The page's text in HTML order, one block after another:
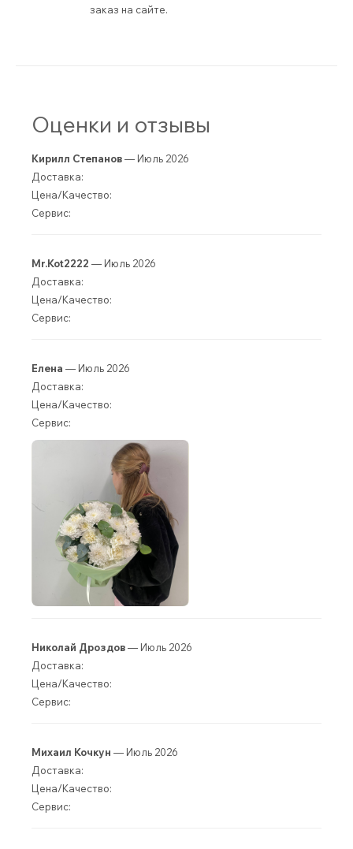
заказ на сайте.
Оценки и отзывы
Кирилл Степанов— Июль 2026
Доставка:
Цена/Качество:
Сервис:
Mr.Kot2222 — Июль 2026
Доставка:
Цена/Качество:
Сервис:
Елена — Июль 2026
Доставка:
Цена/Качество:
Сервис:
Николай Дроздов— Июль 2026
Доставка:
Цена/Качество:
Сервис:
Михаил Кочкун — Июль 2026
Доставка:
Цена/Качество:
Сервис: